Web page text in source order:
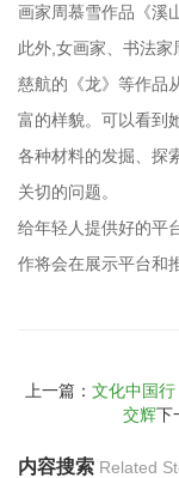
画家周慕雪作品《溪
此外,女画家、书法
慈航的《龙》等作品
富的样貌。可以看到
各种材料的发掘、探
关切的问题。
给年轻人提供好的平
作将会在展示平台和
上一篇： 文化中国
交辉下
内容搜索 Related